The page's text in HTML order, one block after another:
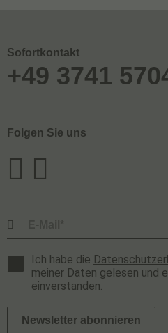
Sofortkontakt
+49 3741
Folgen Sie uns
Ich habe die
meiner Daten gelesen und
einverstanden.
Newsletter abonnieren